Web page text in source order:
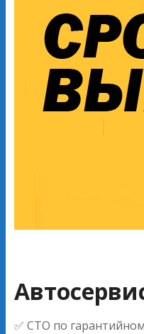
✅ СТО по